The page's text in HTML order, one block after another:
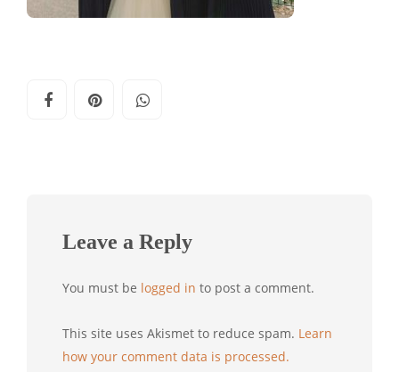
Leave a Reply
You must be logged in to post a comment.
This site uses Akismet to reduce spam. Learn
how your comment data is processed.